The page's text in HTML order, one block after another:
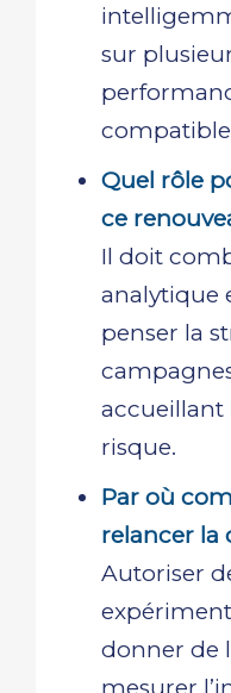
sur
Quel rôle
ce
Il doit
analytique
penser la
accueillant
risque.
Par où
relancer la
Autoriser
donner de
mesurer